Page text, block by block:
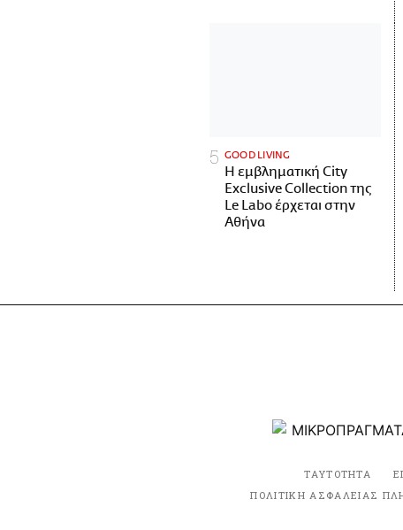
GOOD LIVING
Η εμβληματική City
Exclusive Collection της
Le Labo έρχεται στην
Αθήνα
ΤΑΥΤΟΤΗΤΑ
ΠΟΛΙΤΙΚΗ ΑΣΦΑΛΕΙΑΣ